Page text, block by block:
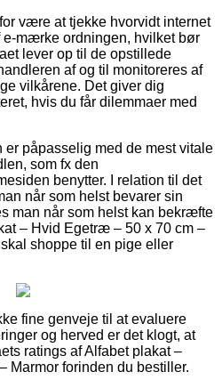
være at tjekke hvorvidt internet
mærke ordningen, hvilket bør
lever op til de opstillede
af og til monitoreres af
vilkårene. Det giver dig
hvis du får dilemmaer med
er påpasselig med de mest vitale
som fx den
benytter. I relation til det
når som helst bevarer sin
man når som helst kan bekræfte
– Hvid Egetræ – 50 x 70 cm –
shoppe til en pige eller
fine genveje til at evaluere
og herved er det klogt, at
ratings af Alfabet plakat –
Marmor forinden du bestiller.